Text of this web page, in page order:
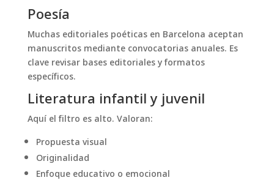
Poesía
Muchas editoriales poéticas en Barcelona aceptan
manuscritos mediante convocatorias anuales. Es
clave revisar bases editoriales y formatos
específicos.
Literatura infantil y juvenil
Aquí el filtro es alto. Valoran:
Propuesta visual
Originalidad
Enfoque educativo o emocional